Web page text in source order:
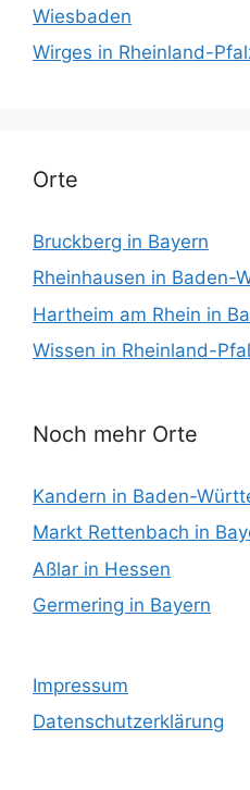
Wiesbaden
Wirges in Rheinland-
Orte
Bruckberg in Bayern
Rheinhausen in Baden-
Hartheim am Rhein in
Wissen in Rheinland-
Noch mehr Orte
Kandern in Baden-
Markt Rettenbach in
Aßlar in Hessen
Germering in Bayern
Impressum
Datenschutzerklärung